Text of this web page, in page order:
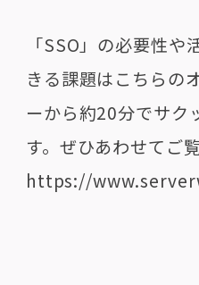
「SSO」の必要性
きる課題はこちらの
ーから約20分でサク
す。ぜひあわせてご
https://